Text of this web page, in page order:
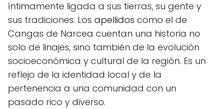
íntimamente ligada a sus tierras, su gente y
sus tradiciones. Los apellidos como el de
Cangas de Narcea cuentan una historia no
solo de linajes, sino también de la evolución
socioeconómica y cultural de la región. Es un
reflejo de la identidad local y de la
pertenencia a una comunidad con un
pasado rico y diverso.